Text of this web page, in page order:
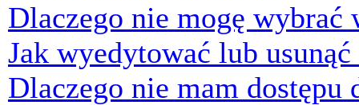
Dlaczego nie mogę wybrać
Jak wyedytować lub usunąć
Dlaczego nie mam dostępu